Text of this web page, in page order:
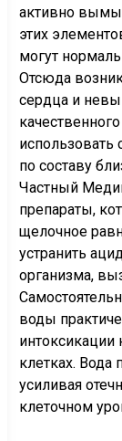
активно
этих
могут
Отсюда
сердца и
по составу
Частный
препараты,
щелочное
устранить
организма,
воды
клетках. Вода
усиливая
клеточном